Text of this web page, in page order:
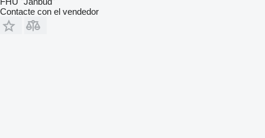
Contacte con el vendedor